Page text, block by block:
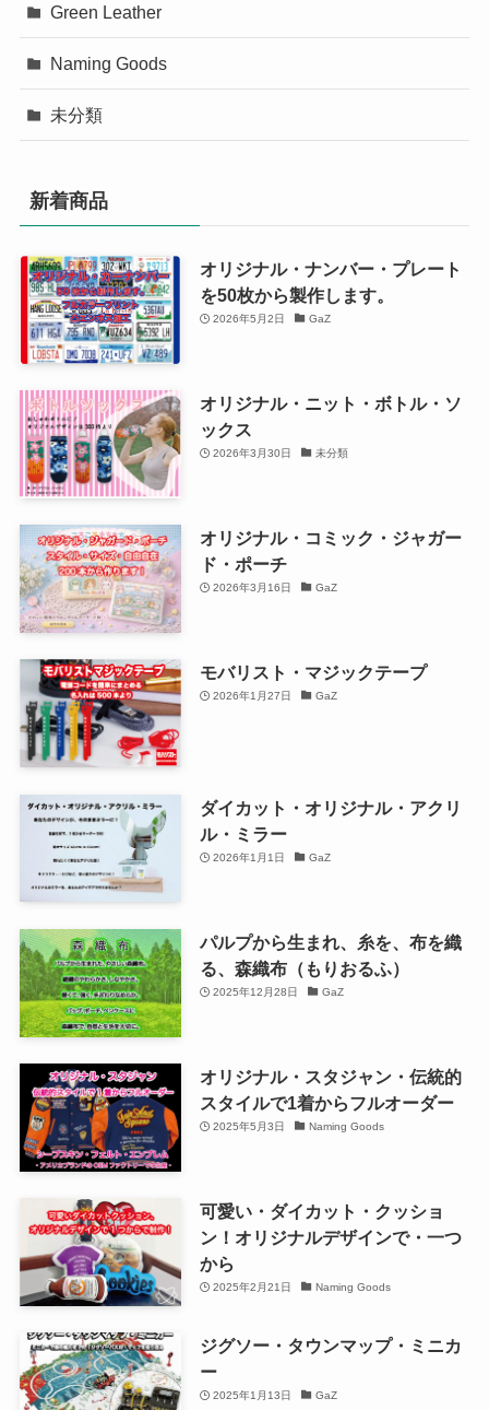
Green Leather
Naming Goods
未分類
新着商品
オリジナル・ナンバー・プレート
を50枚から製作します。
2026年5月2日 GaZ
オリジナル・ニット・ボトル・ソ
ックス
2026年3月30日 未分類
オリジナル・コミック・ジャガー
ド・ポーチ
2026年3月16日 GaZ
モバリスト・マジックテープ
2026年1月27日 GaZ
ダイカット・オリジナル・アクリ
ル・ミラー
2026年1月1日 GaZ
パルプから生まれ、糸を、布を織
る、森織布（もりおるふ）
2025年12月28日 GaZ
オリジナル・スタジャン・伝統的
スタイルで1着からフルオーダー
2025年5月3日 Naming Goods
可愛い・ダイカット・クッショ
ン！オリジナルデザインで・一つ
から
2025年2月21日 Naming Goods
ジグソー・タウンマップ・ミニカ
ー
2025年1月13日 GaZ